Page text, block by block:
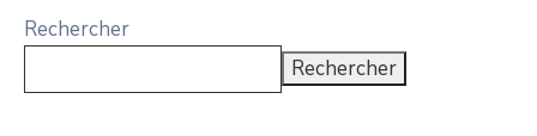
Rechercher
Rechercher